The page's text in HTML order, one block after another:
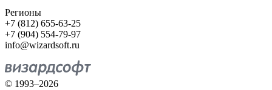
Регионы
+7 (812) 655-63-25
+7 (904) 554-79-97
info@wizardsoft.ru
© 1993–2026